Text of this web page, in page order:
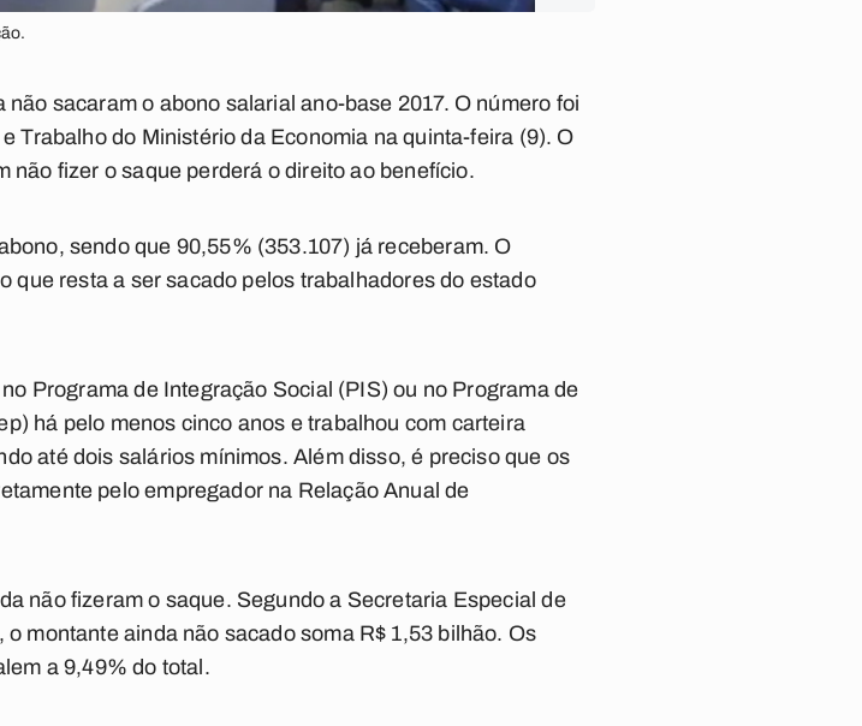
sacaram o abono salarial ano-base 2017. O número foi
Trabalho do Ministério da Economia na quinta-feira (9). O
não fizer o saque perderá o direito ao benefício.
sendo que 90,55% (353.107) já receberam. O
que resta a ser sacado pelos trabalhadores do estado
Programa de Integração Social (PIS) ou no Programa de
há pelo menos cinco anos e trabalhou com carteira
até dois salários mínimos. Além disso, é preciso que os
pelo empregador na Relação Anual de
não fizeram o saque. Segundo a Secretaria Especial de
montante ainda não sacado soma R$ 1,53 bilhão. Os
a 9,49% do total.